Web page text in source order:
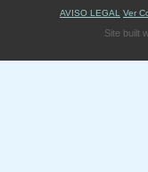
AVISO LEGAL
Ver
Site built